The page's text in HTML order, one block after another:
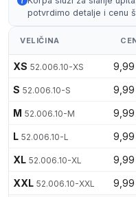
potvrdimo detalje i cenu
VELIČINA
XS 52.006.10-XS
S 52.006.10-S
M 52.006.10-M
L 52.006.10-L
XL 52.006.10-XL
XXL 52.006.10-XXL